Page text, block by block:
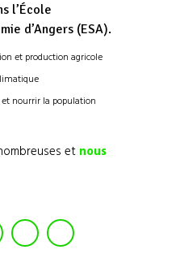
l’École
d’Angers (ESA).
et production agricole
nourrir la population
et nous